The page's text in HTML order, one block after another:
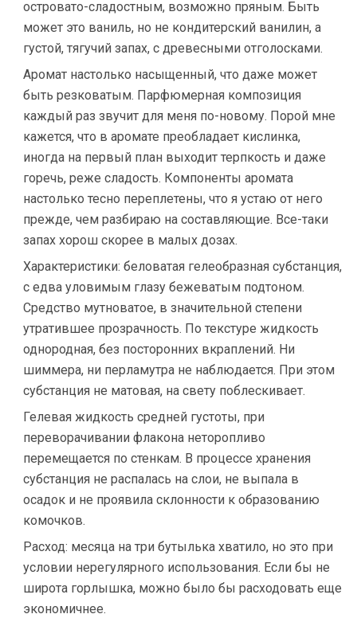
островато-сладостным, возможно пряным. Быть
может это ваниль, но не кондитерский ванилин, а
густой, тягучий запах, с древесными отголосками.
Аромат настолько насыщенный, что даже может
быть резковатым. Парфюмерная композиция
каждый раз звучит для меня по-новому. Порой мне
кажется, что в аромате преобладает кислинка,
иногда на первый план выходит терпкость и даже
горечь, реже сладость. Компоненты аромата
настолько тесно переплетены, что я устаю от него
прежде, чем разбираю на составляющие. Все-таки
запах хорош скорее в малых дозах.
Характеристики: беловатая гелеобразная субстанция,
с едва уловимым глазу бежеватым подтоном.
Средство мутноватое, в значительной степени
утратившее прозрачность. По текстуре жидкость
однородная, без посторонних вкраплений. Ни
шиммера, ни перламутра не наблюдается. При этом
субстанция не матовая, на свету поблескивает.
Гелевая жидкость средней густоты, при
переворачивании флакона неторопливо
перемещается по стенкам. В процессе хранения
субстанция не распалась на слои, не выпала в
осадок и не проявила склонности к образованию
комочков.
Расход: месяца на три бутылька хватило, но это при
условии нерегулярного использования. Если бы не
широта горлышка, можно было бы расходовать еще
экономичнее.